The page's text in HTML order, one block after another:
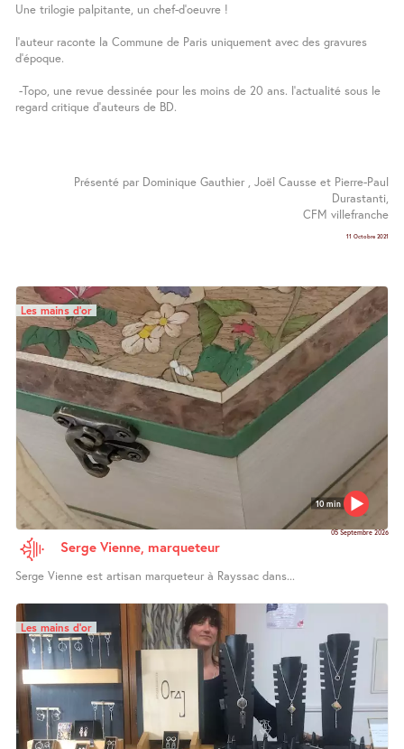
Une trilogie palpitante, un chef-d’oeuvre !
l’auteur raconte la Commune de Paris uniquement avec des gravures
d’époque.
-Topo, une revue dessinée pour les moins de 20 ans. l’actualité sous le
regard critique d’auteurs de BD.
Présenté par Dominique Gauthier , Joël Causse et Pierre-Paul
Durastanti,
CFM villefranche
11 Octobre 2021
10 min
Les mains d’or
05 Septembre 2026
Serge Vienne, marqueteur
Serge Vienne est artisan marqueteur à Rayssac dans...
Les mains d’or